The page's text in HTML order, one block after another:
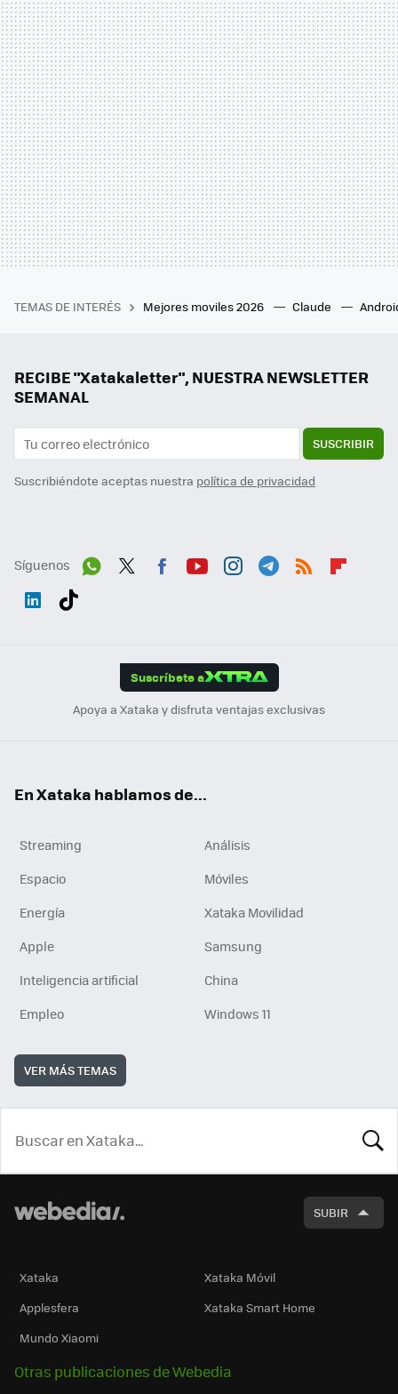
TEMAS DE INTERÉS Mejores moviles 2026 Claude
RECIBE "Xatakaletter", NUESTRA NEWSLETTER
SEMANAL
SUSCRIBIR
Suscribiéndote aceptas nuestra política de privacidad
Síguenos
Suscríbete a
Apoya a Xataka y disfruta ventajas exclusivas
En Xataka hablamos de...
Streaming
Análisis
Espacio
Móviles
Energía
Xataka Movilidad
Apple
Samsung
Inteligencia artificial
China
Empleo
Windows 11
VER MÁS TEMAS
SUBIR
Xataka
Xataka Móvil
Applesfera
Xataka Smart Home
Mundo Xiaomi
Otras publicaciones de Webedia